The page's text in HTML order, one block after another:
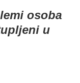
osoba
u